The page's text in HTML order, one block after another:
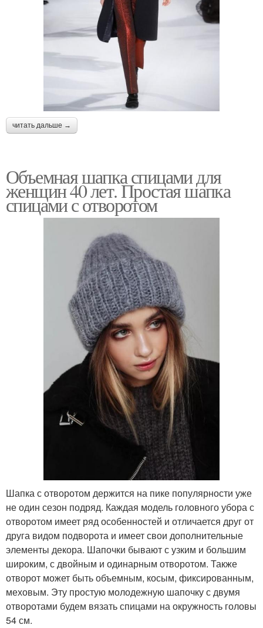
читать дальше →
Объемная шапка спицами для
женщин 40 лет. Простая шапка
спицами с отворотом
Шапка с отворотом держится на пике популярности уже
не один сезон подряд. Каждая модель головного убора с
отворотом имеет ряд особенностей и отличается друг от
друга видом подворота и имеет свои дополнительные
элементы декора. Шапочки бывают с узким и большим
широким, с двойным и одинарным отворотом. Также
отворот может быть объемным, косым, фиксированным,
меховым. Эту простую молодежную шапочку с двумя
отворотами будем вязать спицами на окружность головы
54 см.